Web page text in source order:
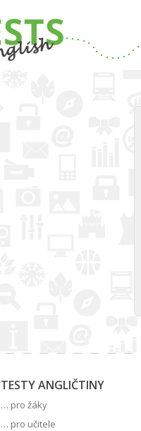
TESTY ANGLIČTINY
… pro žáky
… pro učitele